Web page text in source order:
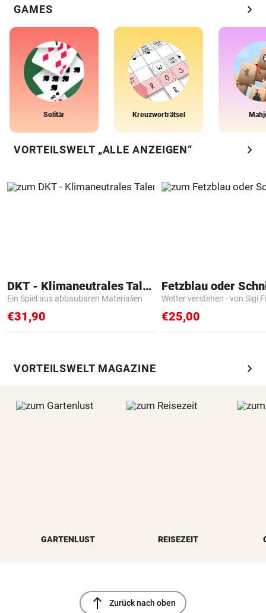
GAMES chevron_right
Solitär Kreuzworträtsel
VORTEILSWELT „ALLE ANZEIGEN“ chevron_right
DKT - Klimaneutrales Talent
Ein Spiel aus abbaubaren Materialien
€31,90
Fetzblau oder
Wetter verstehen - von Sigi
€25,00
VORTEILSWELT MAGAZINE chevron_right
GARTENLUST REISEZEIT
north Zurück nach oben